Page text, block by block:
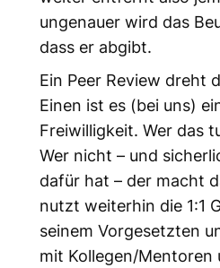
ungenauer wird das
dass er abgibt.
Ein Peer Review dreht
Einen ist es (bei uns)
Freiwilligkeit. Wer das
Wer nicht – und
dafür hat – der macht
nutzt weiterhin die 1:1
seinem Vorgesetzten
mit Kollegen/Mentoren